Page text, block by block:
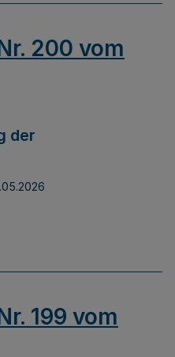
200 vom
der
199 vom